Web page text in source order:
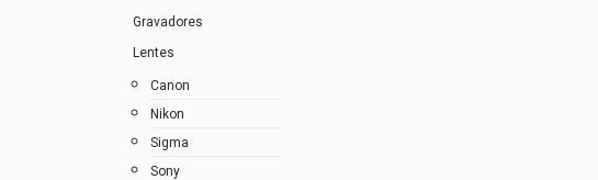
Gravadores
Lentes
Canon
Nikon
Sigma
Sony